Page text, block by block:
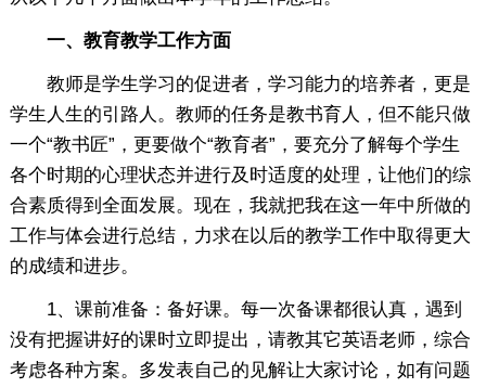
一、教育教学工作方面
教师是学生学习的促进者，学习能力的培养者，更是
学生人生的引路人。教师的任务是教书育人，但不能只做
一个“教书匠”，更要做个“教育者”，要充分了解每个学生
各个时期的心理状态并进行及时适度的处理，让他们的综
合素质得到全面发展。现在，我就把我在这一年中所做的
工作与体会进行总结，力求在以后的教学工作中取得更大
的成绩和进步。
1、课前准备：备好课。每一次备课都很认真，遇到
没有把握讲好的课时立即提出，请教其它英语老师，综合
考虑各种方案。多发表自己的见解让大家讨论，如有问题